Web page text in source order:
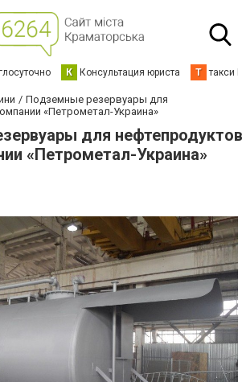
К Консультация юриста Т такси
Подземные резервуары для
«Петрометал-Украина»
для нефтепродуктов
«Петрометал-Украина»